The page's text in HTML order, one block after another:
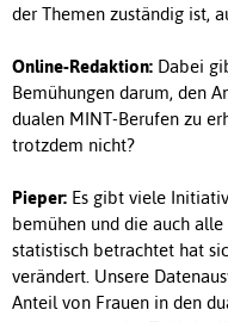
der Themen zuständig ist,
Online-Redaktion: Dabei
Bemühungen darum, den
dualen MINT-Berufen zu
trotzdem nicht?
Pieper: Es gibt viele
bemühen und die auch
statistisch betrachtet hat
verändert. Unsere
Anteil von Frauen in den